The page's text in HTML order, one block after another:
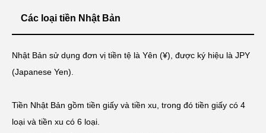
Các loại tiền Nhật Bản
Nhật Bản sử dụng đơn vị tiền tệ là Yên (¥), được ký hiệu là JPY
(Japanese Yen).
Tiền Nhật Bản gồm tiền giấy và tiền xu, trong đó tiền giấy có 4
loại và tiền xu có 6 loại.